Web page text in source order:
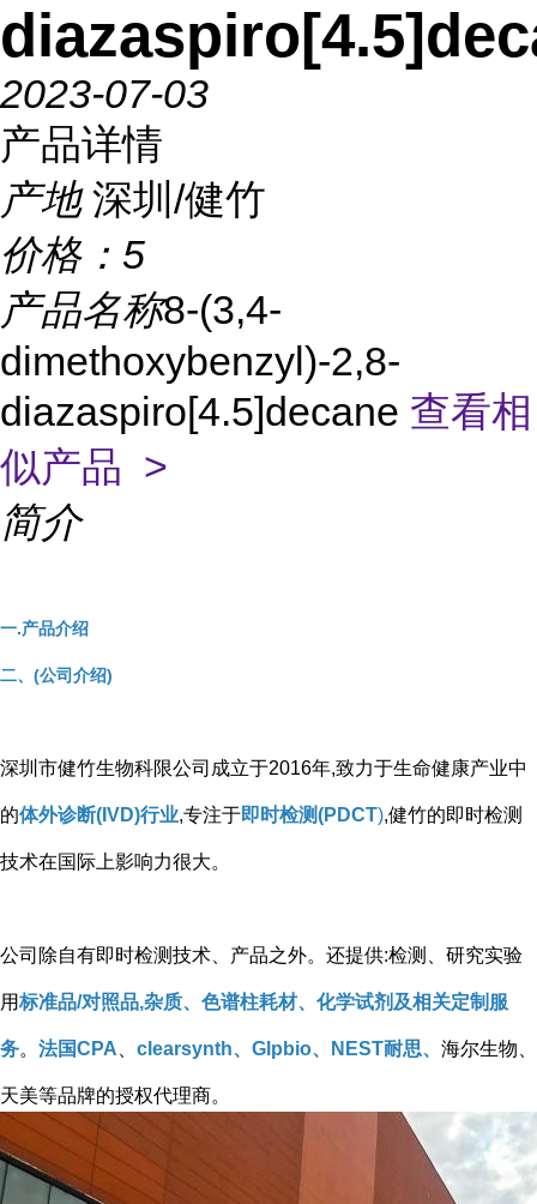
2023-07-03
产品详情
产地 深圳/健竹
价格： 5
产品名称8-(3,4-
dimethoxybenzyl)-2,8-
diazaspiro[4.5]decane 查看相
似产品 >
简介
一.产品介绍
二、(公司介绍)
深圳市健竹生物科限公司成立于2016年,致力于生命健康产业中
的体外诊断(IVD)行业,专注于即时检测(PDCT),健竹的即时检测
技术在国际上影响力很大。
公司除自有即时检测技术、产品之外。还提供:检测、研究实验
用标准品/对照品,杂质、色谱柱耗材、化学试剂及相关定制服
务。 法国CPA clearsynth、Glpbio、NEST耐思、 海尔生物、
天美等品牌的授权代理商。